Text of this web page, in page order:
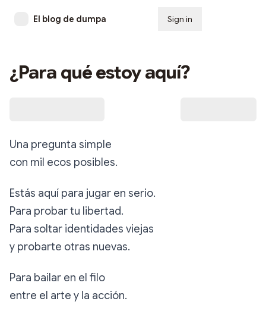
El blog de dumpa Sign in
¿Para qué estoy aquí?
Una pregunta simple
con mil ecos posibles.
Estás aquí para jugar en serio.
Para probar tu libertad.
Para soltar identidades viejas
y probarte otras nuevas.
Para bailar en el filo
entre el arte y la acción.